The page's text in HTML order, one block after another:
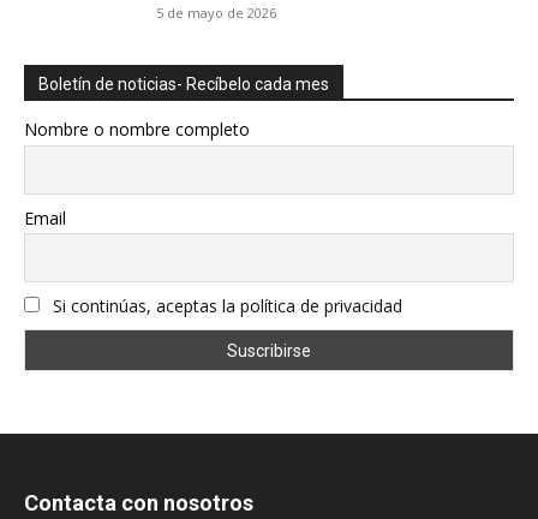
5 de mayo de 2026
Boletín de noticias- Recíbelo cada mes
Nombre o nombre completo
Email
Si continúas, aceptas la política de privacidad
Contacta con nosotros